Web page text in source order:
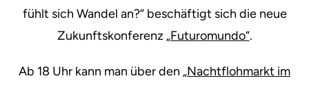
fühlt sich Wandel an?“ beschäftigt sich die neue
Zukunftskonferenz „Futuromundo“.
Ab 18 Uhr kann man über den „Nachtflohmarkt im